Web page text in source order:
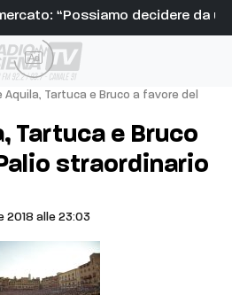
“Possiamo decidere da
Ad
Aquila, Tartuca e Bruco a favore del
Tartuca e Bruco
straordinario
2018 alle 23:03